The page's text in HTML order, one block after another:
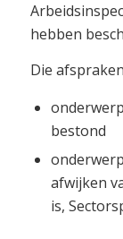
hebben
Die
bestond
afwijken
is,